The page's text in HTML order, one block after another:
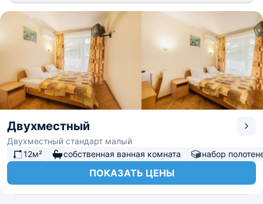
бар с прохладительными напитками.
Недалеко находится Судакская крепость и Музей
истории Крыма. В инфраструктуру гостиницы входят:
открытый бассейн без подогрева с детской зоной,
оборудованный шезлонгами, детская площадка,
теннисный корт, спортивная площадка для игры в
волейбол, бадминтон и футбол, а также
киноконцертный зал, бильярд, терренкур «Лестница
здоровья». Предоставляются парковочные места. До
железнодорожного вокзала Феодосия - 40 км, до
аэропорта Симферополь - 80 км.
Двухместный
Двухместный стандарт малый
12м²
собственная ванная комната набор
ПОКАЗАТЬ ЦЕНЫ